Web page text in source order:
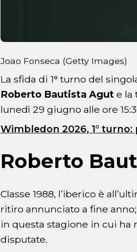
Joao Fonseca (Getty Images)
La sfida di 1° turno del
Roberto Bautista Agut e la
lunedì 29 giugno alle ore
Wimbledon 2026, 1°
Roberto
Classe 1988, l’iberico è
ritiro annunciato a fine
in questa stagione in cui ha
disputate.